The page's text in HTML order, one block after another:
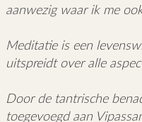
aanwezig waar ik me
Meditatie is een
uitspreidt over alle
Door de tantrische
toegevoegd aan